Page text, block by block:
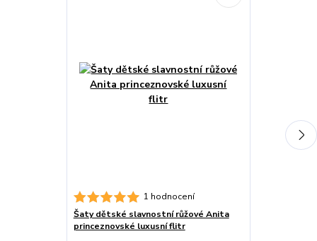
1 hodnocení
Šaty dětské slavnostní růžové Anita
princeznovské luxusní flitr